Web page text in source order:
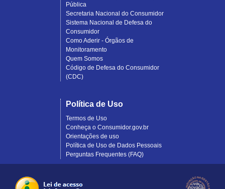
Pública
Secretaria Nacional do Consumidor
Sistema Nacional de Defesa do
Consumidor
Como Aderir - Órgãos de
Monitoramento
Quem Somos
Código de Defesa do Consumidor
(CDC)
Política de Uso
Termos de Uso
Conheça o Consumidor.gov.br
Orientações de uso
Política de Uso de Dados Pessoais
Perguntas Frequentes (FAQ)